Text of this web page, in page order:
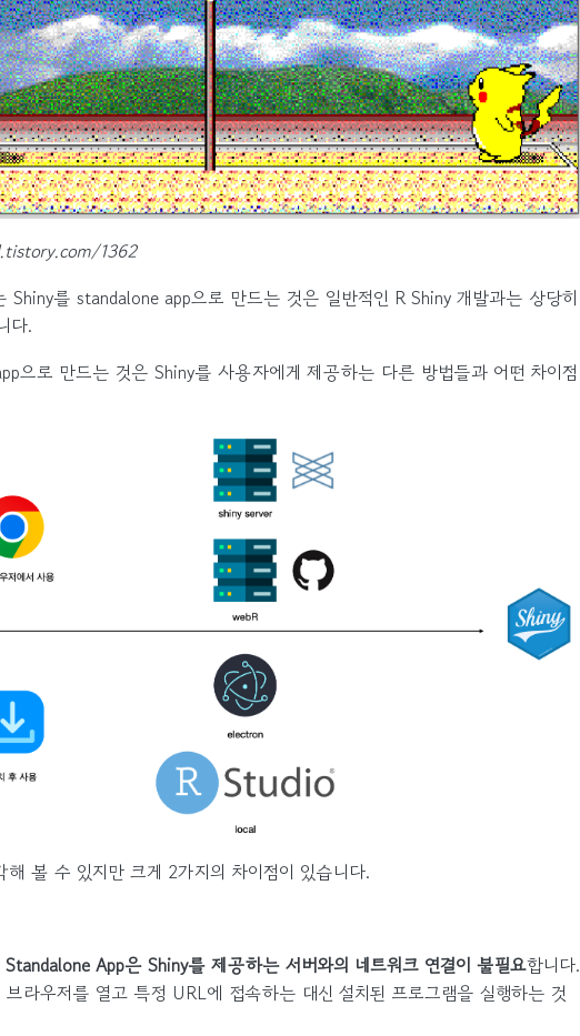
1362
Shiny를 standalone app으로 만드는 것은 일반적인 R Shiny 개발과는 상당히
다.
으로 만드는 것은 Shiny를 사용자에게 제공하는 다른 방법들과 어떤 차이점
해 볼 수 있지만 크게 2가지의 차이점이 있습니다.
Standalone App은 Shiny를 제공하는 서버와의 네트워크 연결이 불필요합니다.
라우저를 열고 특정 URL에 접속하는 대신 설치된 프로그램을 실행하는 것